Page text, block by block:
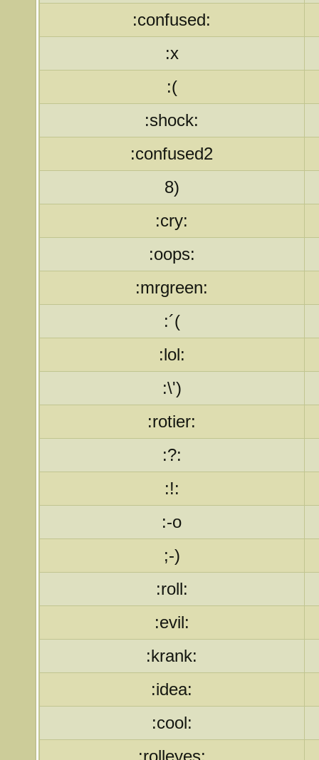
:confused:
:x
:(
:shock:
:confused2
8)
:cry:
:oops:
:mrgreen:
:´(
:lol:
:\')
:rotier:
:?:
:!:
:-o
;-)
:roll:
:evil:
:krank:
:idea:
:cool:
:rolleyes: